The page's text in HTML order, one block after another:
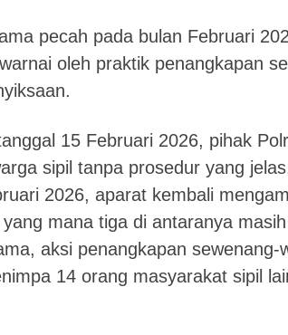
pecah pada bulan Februari
oleh praktik penangkapan
15 Februari 2026, pihak
sipil tanpa prosedur yang
2026, aparat kembali
mana tiga di antaranya
aksi penangkapan sewenang-
14 orang masyarakat sipil